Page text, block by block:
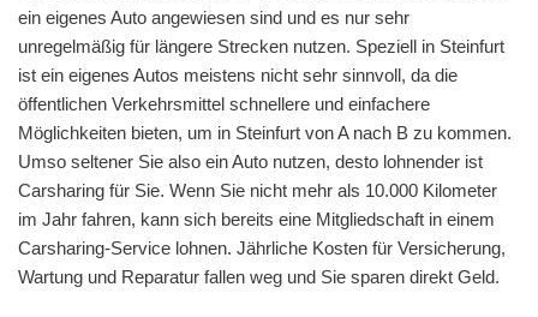
ein eigenes Auto angewiesen sind und es nur sehr
unregelmäßig für längere Strecken nutzen. Speziell in Steinfurt
ist ein eigenes Autos meistens nicht sehr sinnvoll, da die
öffentlichen Verkehrsmittel schnellere und einfachere
Möglichkeiten bieten, um in Steinfurt von A nach B zu kommen.
Umso seltener Sie also ein Auto nutzen, desto lohnender ist
Carsharing für Sie. Wenn Sie nicht mehr als 10.000 Kilometer
im Jahr fahren, kann sich bereits eine Mitgliedschaft in einem
Carsharing-Service lohnen. Jährliche Kosten für Versicherung,
Wartung und Reparatur fallen weg und Sie sparen direkt Geld.